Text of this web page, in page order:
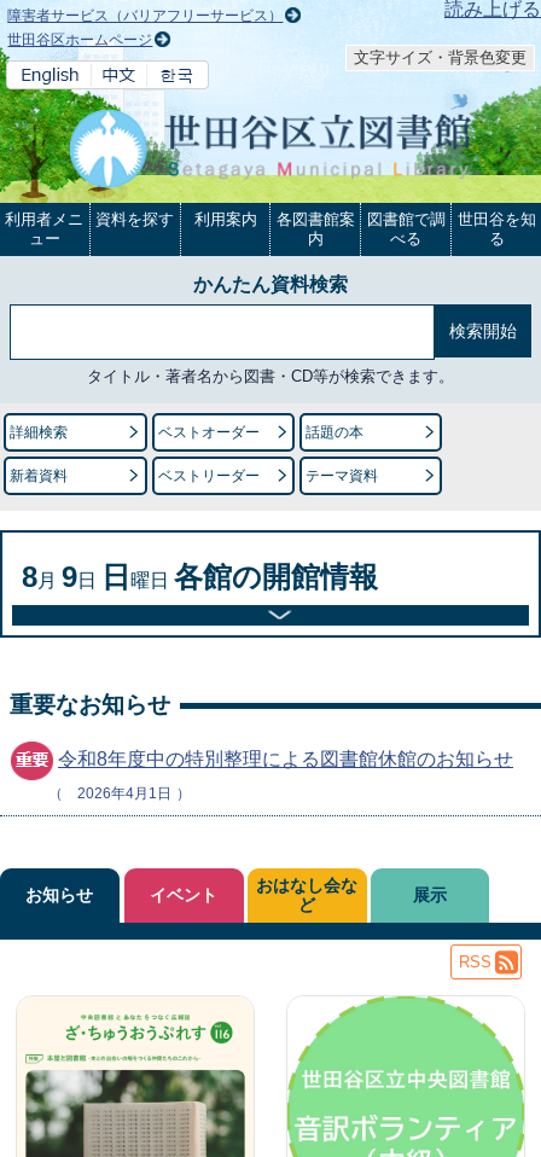
本文へ 読み上げる
障害者サービス（バリアフリーサービス）
世田谷区ホームページ
文字サイズ・背景色変更
利用者メニ
ュー
資料を探す 利用案内
各図書館案
内
図書館で調
べる
世田谷を知
る
かんたん資料検索
タイトル・著者名から図書・CD等が検索できます。
詳細検索 ベストオーダー 話題の本
新着資料 ベストリーダー テーマ資料
8月 9日 日 曜日 各館の開館情報
重要なお知らせ
令和8年度中の特別整理による図書館休館のお知らせ
2026年4月1日
お知らせ イベント
おはなし会な
ど
展示
RSS